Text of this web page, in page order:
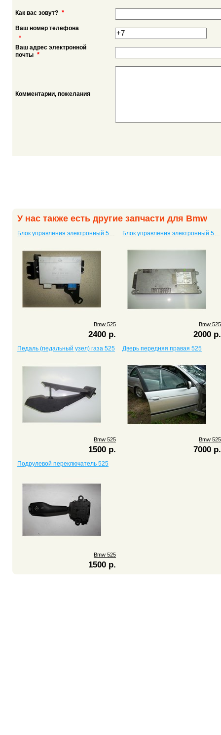
Как вас зовут? *
Ваш номер телефона
*
Ваш адрес электронной
почты *
Комментарии, пожелания
У нас также есть другие запчасти для Bmw
Блок управления электронный 525 6904010
Bmw 525
2400 р.
Блок управления электронный 525 84116915001
Bmw 525
2000 р.
Педаль (педальный узел) газа 525
Bmw 525
1500 р.
Дверь передняя правая 525
Bmw 525
7000 р.
Подрулевой переключатель 525
Bmw 525
1500 р.